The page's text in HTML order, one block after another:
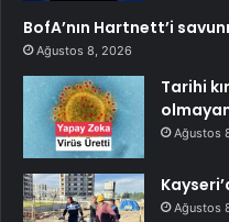
BofA’nın Hartnett’i
Ağustos 8, 2026
Tarihi
Ağustos
Ağustos